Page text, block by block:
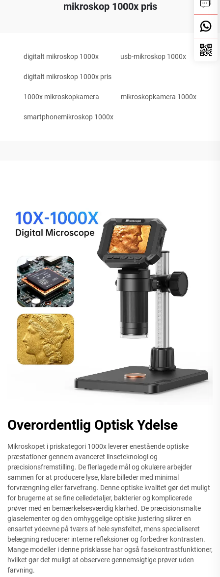
mikroskop 1000x pris
digitalt mikroskop 1000x usb-mikroskop 1000x
digitalt mikroskop 1000x pris
1000x mikroskopkamera mikroskopkamera 1000x
smartphonemikroskop 1000x
Overordentlig Optisk Ydelse
Mikroskopet i priskategori 1000x leverer enestående optiske
præstationer gennem avanceret linseteknologi og
præcisionsfremstilling. De flerlagede mål og okulære arbejder
sammen for at producere lyse, klare billeder med minimal
forvrængning eller farvefrang. Denne optiske kvalitet gør det muligt
for brugerne at se fine celledetaljer, bakterier og komplicerede
prøver med en bemærkelsesværdig klarhed. De præcisionsmalte
glaselementer og den omhyggelige optiske justering sikrer en
ensartet ydeevne på tværs af hele synsfeltet, mens specialiseret
belægning reducerer interne refleksioner og forbedrer kontrasten.
Mange modeller i denne prisklasse har også fasekontrastfunktioner,
hvilket gør det muligt at observere gennemsigtige prøver uden
farvning.